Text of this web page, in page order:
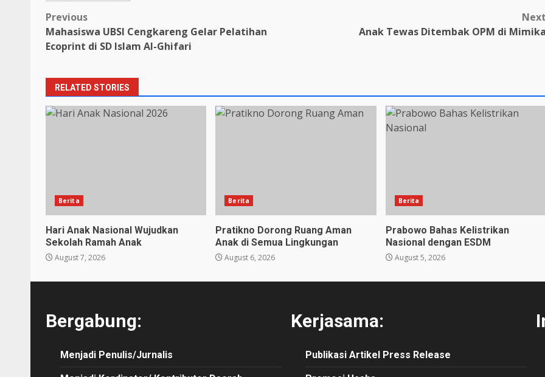
Post
navigation
Previous
Mahasiswa UBSI Cengkareng Gelar Pelatihan
Ecoprint di SD Islam Al-Ghifari
Anak Tewas Ditembak OPM di
RELATED STORIES
Berita
Hari Anak Nasional Wujudkan
Sekolah Ramah Anak
August 7, 2026
Berita
Pratikno Dorong Ruang Aman
Anak di Semua Lingkungan
August 6, 2026
Berita
Prabowo Bahas Kelistrikan
Nasional dengan ESDM
August 5, 2026
Bergabung:
Menjadi Penulis/Jurnalis
Kerjasama:
Publikasi Artikel Press Release